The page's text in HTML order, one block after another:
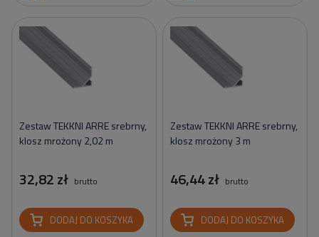
Zestaw TEKKNI ARRE srebrny,
klosz mrożony 2,02 m
32,82 zł brutto
DODAJ DO KOSZYKA
Zestaw TEKKNI ARRE srebrny,
klosz mrożony 3 m
46,44 zł brutto
DODAJ DO KOSZYKA